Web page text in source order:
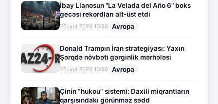
İbay Llanosun "La Velada del Año 6" boks
gecəsi rekordları alt-üst etdi
26.İyul.2026 10:50 Avropa
Donald Trampın İran strategiyası: Yaxın
Şərqdə növbəti gərginlik mərhələsi
26.İyul.2026 10:50 Avropa
Çinin “hukou” sistemi: Daxili miqrantların
qarşısındakı görünməz sədd